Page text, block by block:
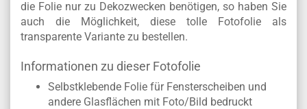
die Folie nur zu Dekozwecken benötigen, so haben Sie
auch die Möglichkeit, diese tolle Fotofolie als
transparente Variante zu bestellen.
Informationen zu dieser Fotofolie
Selbstklebende Folie für Fensterscheiben und
andere Glasflächen mit Foto/Bild bedruckt